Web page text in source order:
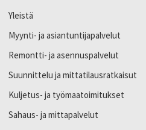
Yleistä
Myynti- ja asiantuntijapalvelut
Remontti- ja asennuspalvelut
Suunnittelu ja mittatilausratkaisut
Kuljetus- ja työmaatoimitukset
Sahaus- ja mittapalvelut